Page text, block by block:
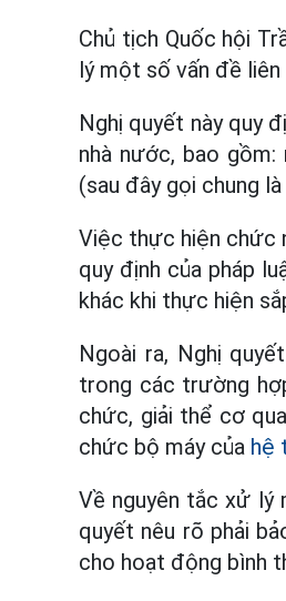
Chủ tịch Quốc hội
lý một số vấn đề
Nghị quyết này quy
nhà nước, bao
(sau đây gọi chung
Việc thực hiện chức
quy định của pháp
khác khi thực hiện
Ngoài ra, Nghị
trong các trường
chức, giải thể cơ
chức bộ máy của hệ
Về nguyên tắc xử lý
quyết nêu rõ phải
cho hoạt động bình